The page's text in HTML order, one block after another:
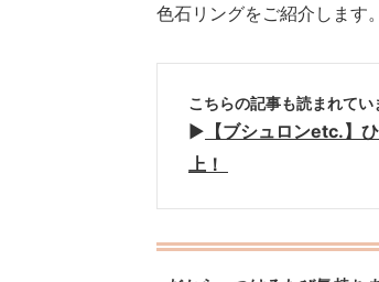
色石リングをご紹介します。
こちらの記事も読まれてい
▶︎ 【ブシュロンetc.】
上！